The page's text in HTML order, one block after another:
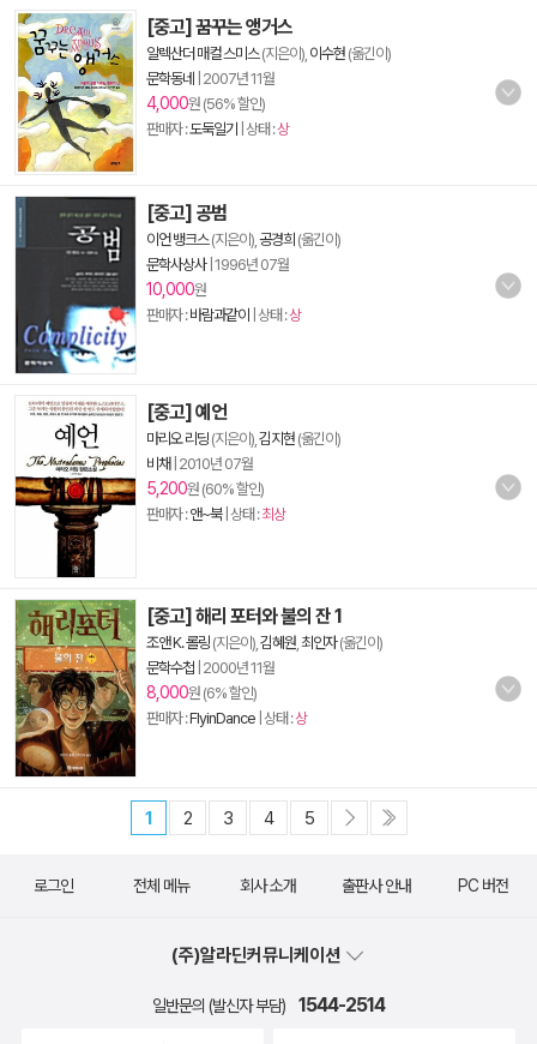
[중고] 꿈꾸는 앵거스
알렉산더 매컬 스미스(지은이), 이수현 (옮긴이)
문학동네
2007년 11월
4,000원 (56% 할인)
판매자 :도둑일기 | 상태 :상
[중고] 공범
이언 뱅크스(지은이), 공경희 (옮긴이)
문학사상사| 1996년 07월
10,000원
판매자 :바람과같이 | 상태 :상
[중고] 예언
마리오 리딩 (지은이), 김지현 (옮긴이)
비채 2010년 07월
5,200원 (60% 할인)
판매자 :앤~북| 상태 :최상
[중고] 해리 포터와 불의 잔 1
조앤 K. 롤링 (지은이), 김혜원 최인자(옮긴이)
문학수첩 2000년 11월
8,000원 (6% 할인)
판매자 :FlyinDance | 상태 :상
1 2 3 4 5
로그인 전체 메뉴 회사 소개 출판사 안내 PC 버전
(주)알라딘커뮤니케이션
일반문의 (발신자 부담) 1544-2514